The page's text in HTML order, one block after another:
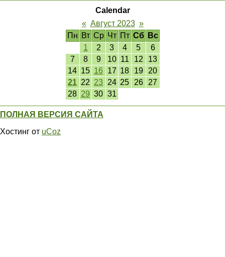
Calendar
« Август 2023 »
Пн Вт Ср Чт Пт Сб
Вс
1
2 3 4 5
6
7
8 9 10 11 12
13
14 15 16 17 18 19
20
21 22 23 24 25 26
27
28 29 30 31
ПОЛНАЯ ВЕРСИЯ САЙТА
Хостинг от uCoz